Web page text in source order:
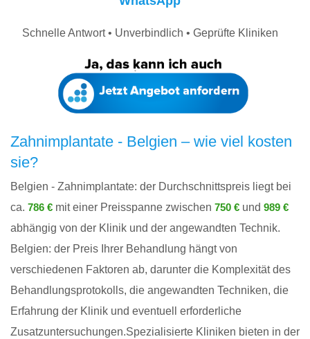
Schnelle Antwort • Unverbindlich • Geprüfte Kliniken
Zahnimplantate - Belgien – wie viel kosten
sie?
Belgien - Zahnimplantate: der Durchschnittspreis liegt bei
ca. 786 € mit einer Preisspanne zwischen 750 € und 989 €
abhängig von der Klinik und der angewandten Technik.
Belgien: der Preis Ihrer Behandlung hängt von
verschiedenen Faktoren ab, darunter die Komplexität des
Behandlungsprotokolls, die angewandten Techniken, die
Erfahrung der Klinik und eventuell erforderliche
Zusatzuntersuchungen.Spezialisierte Kliniken bieten in der